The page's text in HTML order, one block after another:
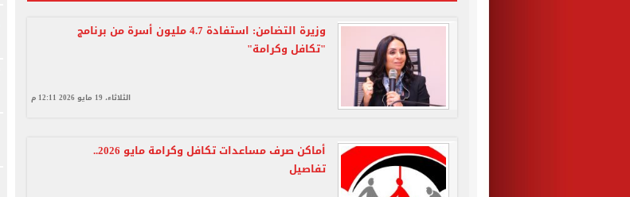
وزيرة التضامن: استفادة 4.7 مليون أسرة من برنامج
"تكافل وكرامة"
الثلاثاء، 19 مايو 2026 12:11 م
أماكن صرف مساعدات تكافل وكرامة مايو 2026..
تفاصيل